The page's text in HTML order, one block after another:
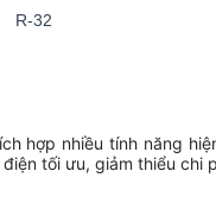
R-32
hợp nhiều tính năng
tối ưu, giảm thiểu chi